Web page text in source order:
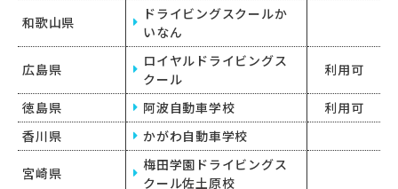
和歌山県
ドライビングスクールか
いなん
広島県
ロイヤルドライビングス
クール
利用可
徳島県 阿波自動車学校
利用可
香川県
かがわ自動車学校
宮崎県
梅田学園ドライビングス
クール佐土原校